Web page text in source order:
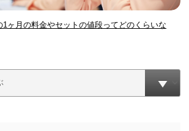
1ヶ月の料金やセットの値段ってどのくらいな